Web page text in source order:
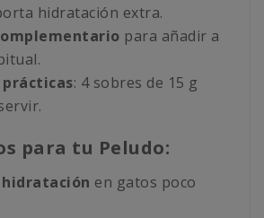
hidratación extra.
para añadir a
prácticas: 4 sobres de 15 g
para tu Peludo:
hidratación en gatos poco